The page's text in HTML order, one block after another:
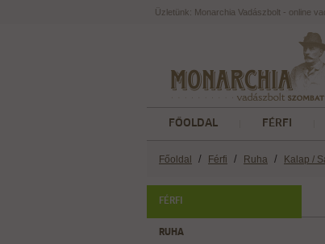
Üzletünk: Monarchia Vadászbolt - online
FŐOLDAL FÉRFI
Főoldal / Férfi / Ruha / Kalap /
FÉRFI
RUHA